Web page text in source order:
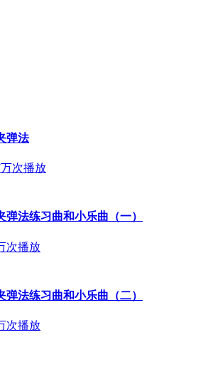
弹法
次播放
弹法练习曲和小乐曲（一）
次播放
弹法练习曲和小乐曲（二）
次播放